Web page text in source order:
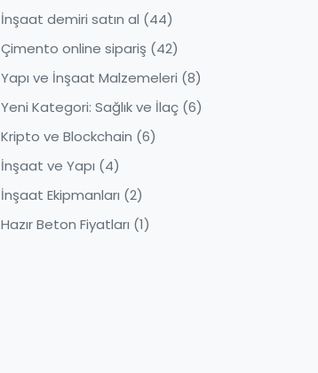
İnşaat demiri satın al (44)
Çimento online sipariş (42)
Yapı ve İnşaat Malzemeleri (8)
Yeni Kategori: Sağlık ve İlaç (6)
Kripto ve Blockchain (6)
İnşaat ve Yapı (4)
İnşaat Ekipmanları (2)
Hazır Beton Fiyatları (1)